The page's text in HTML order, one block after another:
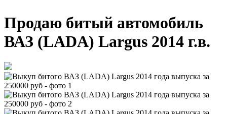
Продаю битый автомобиль
ВАЗ (LADA) Largus 2014 г.в.